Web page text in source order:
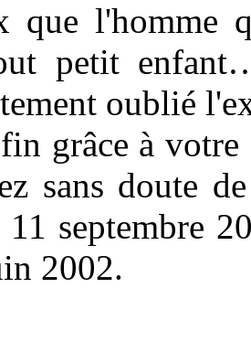
que l'homme
petit
oublié
grâce à
sans doute
11 septembre
2002.